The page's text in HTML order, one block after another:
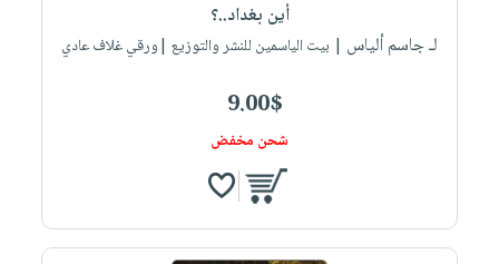
أين بغداد..؟
لـ جاسم ألياس | بيت الياسمين للنشر والتوزيع |ورقي غلاف عادي
9.00$
شحن مخفض